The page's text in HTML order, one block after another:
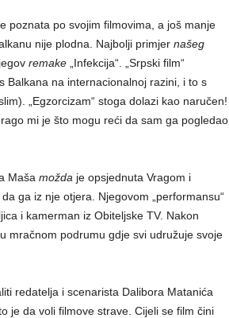
poznata po svojim filmovima, a još manje
nije plodna. Najbolji primjer našeg
remake„Infekcija“. „Srpski film“
Balkana na internacionalnoj razini, i to s
„Egzorcizam“ stoga dolazi kao naručen!
mi je što mogu reći da sam ga pogledao
Maša možda je opsjednuta Vragom i
ga iz nje otjera. Njegovom „performansu“
i kamerman iz Obiteljske TV. Nakon
mračnom podrumu gdje svi udružuje svoje
redatelja i scenarista Dalibora Matanića
je da voli filmove strave. Cijeli se film čini